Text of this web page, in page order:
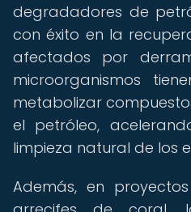
degradadores de
con éxito en la
afectados por
microorganismos
metabolizar
el petróleo,
limpieza natural de los
Además, en